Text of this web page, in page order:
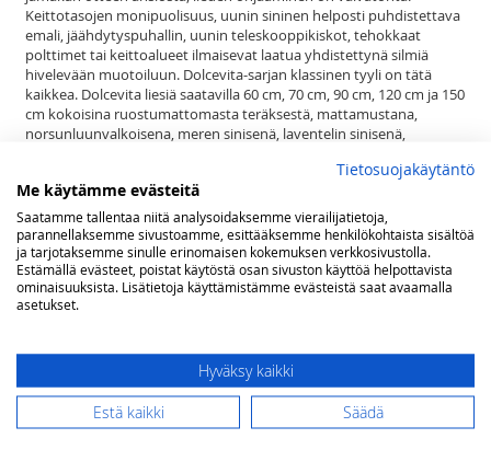
Keittotasojen monipuolisuus, uunin sininen helposti puhdistettava
emali, jäähdytyspuhallin, uunin teleskooppikiskot, tehokkaat
polttimet tai keittoalueet ilmaisevat laatua yhdistettynä silmiä
hivelevään muotoiluun. Dolcevita-sarjan klassinen tyyli on tätä
kaikkea. Dolcevita liesiä saatavilla 60 cm, 70 cm, 90 cm, 120 cm ja 150
cm kokoisina ruostumattomasta teräksestä, mattamustana,
norsunluunvalkoisena, meren sinisenä, laventelin sinisenä,
pronssiviimeistelyllä, 1, 2 tai 3 uunia Lofran Dolcevita sarja kattaa
satoja tuotteita tyyliteltyyn keittiöön. Pelkästään liesiä on nykyisin
jo yli 200 mallia. Lisäksi sarjasta löytyy sävy sävyyn esimerkiksi
liesituulettimet, builtin ja range top keittimet, jääkaapit, pakastimet,
mikroaaltouunit, combi uunit, viinikaapit, lämpölaatikot,
tiskikoneet, kahvinkeittimet, ruuan viilentimet, taustalevyt sekä
keittiön pienkoneet runsaine mahdollisuuksineen.
(lxsxk) 60 x 60 x 85(-90) cm
4 induktio keittoaluetta - 2 x ø 150mm
Tietosuojakäytäntö
Me käytämme evästeitä
Saatamme tallentaa niitä analysoidaksemme vierailijatietoja,
parannellaksemme sivustoamme, esittääksemme henkilökohtaista sisältöä
ja tarjotaksemme sinulle erinomaisen kokemuksen verkkosivustolla.
Estämällä evästeet, poistat käytöstä osan sivuston käyttöä helpottavista
ominaisuuksista. Lisätietoja käyttämistämme evästeistä saat avaamalla
asetukset.
Hyväksy kaikki
Estä kaikki Säädä